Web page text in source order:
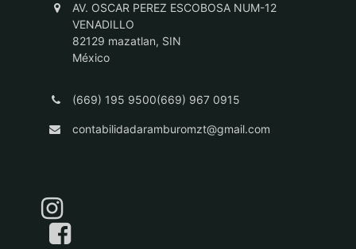
AV. OSCAR PEREZ ESCOBOSA NUM-12
VENADILLO
82129 mazatlan, SIN
México
(669) 195 9500(669) 967 0915
contabilidadaramburomzt@gmail.com